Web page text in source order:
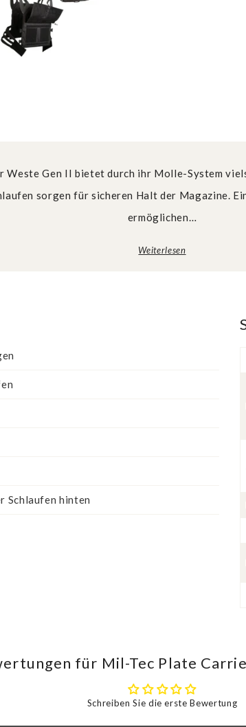
Weste Gen II bietet durch ihr Molle-System
sorgen für sicheren Halt der Magazine.
ermöglichen…
Weiterlesen
Schlaufen hinten
für Mil-Tec Plate
Schreiben Sie die erste Bewertung